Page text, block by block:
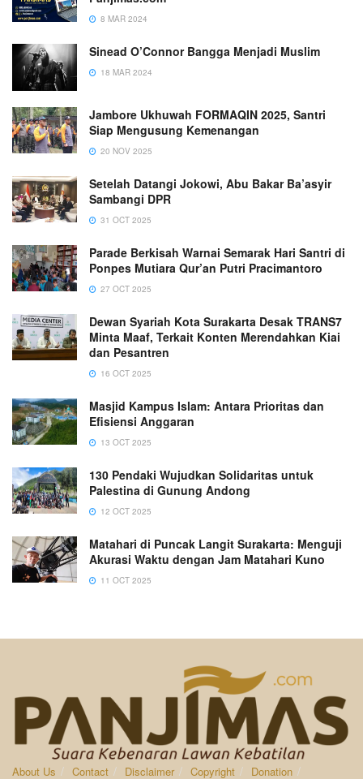
8 MAR 2024
Sinead O’Connor Bangga Menjadi Muslim
18 MAR 2024
Jambore Ukhuwah FORMAQIN 2025, Santri
Siap Mengusung Kemenangan
20 NOV 2025
Setelah Datangi Jokowi, Abu Bakar Ba’asyir
Sambangi DPR
31 OCT 2025
Parade Berkisah Warnai Semarak Hari Santri di
Ponpes Mutiara Qur’an Putri Pracimantoro
27 OCT 2025
Dewan Syariah Kota Surakarta Desak TRANS7
Minta Maaf, Terkait Konten Merendahkan Kiai
dan Pesantren
16 OCT 2025
Masjid Kampus Islam: Antara Prioritas dan
Efisiensi Anggaran
13 OCT 2025
130 Pendaki Wujudkan Solidaritas untuk
Palestina di Gunung Andong
12 OCT 2025
Matahari di Puncak Langit Surakarta: Menguji
Akurasi Waktu dengan Jam Matahari Kuno
11 OCT 2025
About Us Contact Disclaimer Copyright Donation